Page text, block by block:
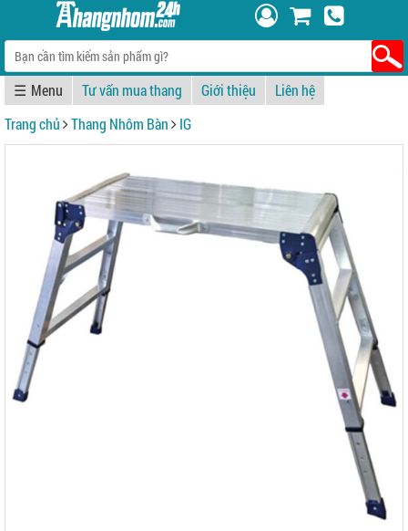
☰ Tư vấn mua thang Giới thiệu
Liên hệ
Trang chủ
Thang Nhôm Bàn IG